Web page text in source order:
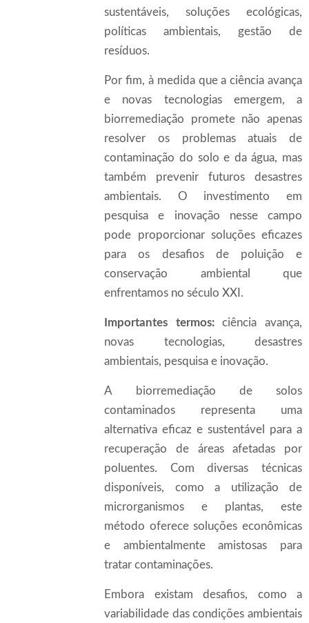
sustentáveis, soluções ecológicas,
políticas ambientais, gestão de
resíduos.
Por fim, à medida que a ciência avança
e novas tecnologias emergem, a
biorremediação promete não apenas
resolver os problemas atuais de
contaminação do solo e da água, mas
também prevenir futuros desastres
ambientais. O investimento em
pesquisa e inovação nesse campo
pode proporcionar soluções eficazes
para os desafios de poluição e
conservação ambiental que
enfrentamos no século XXI.
Importantes termos:ciência avança,
novas tecnologias, desastres
ambientais, pesquisa e inovação.
A biorremediação de solos
contaminados representa uma
alternativa eficaz e sustentável para a
recuperação de áreas afetadas por
poluentes. Com diversas técnicas
disponíveis, como a utilização de
microrganismos e plantas, este
método oferece soluções econômicas
e ambientalmente amistosas para
tratar contaminações.
Embora existam desafios, como a
variabilidade das condições ambientais